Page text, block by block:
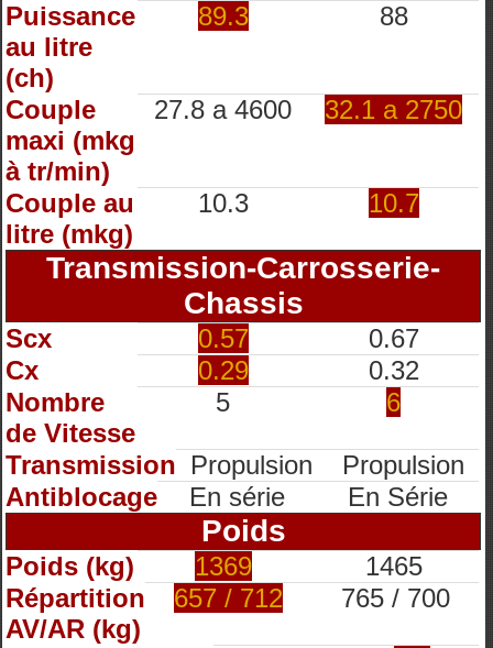
Puissance
au litre
(ch)
89.3 88
Couple
maxi (mkg
à tr/min)
27.8 a 4600 32.1 a 2750
Couple au
litre (mkg)
10.3 10.7
Transmission-Carrosserie-
Chassis
Scx 0.57
0.67
Cx
0.29
0.32
Nombre
de Vitesse
5 6
Transmission Propulsion
Propulsion
Antiblocage
En série En Série
Poids
Poids (kg) 1369
1465
Répartition
AV/AR (kg)
657 / 712 765 / 700